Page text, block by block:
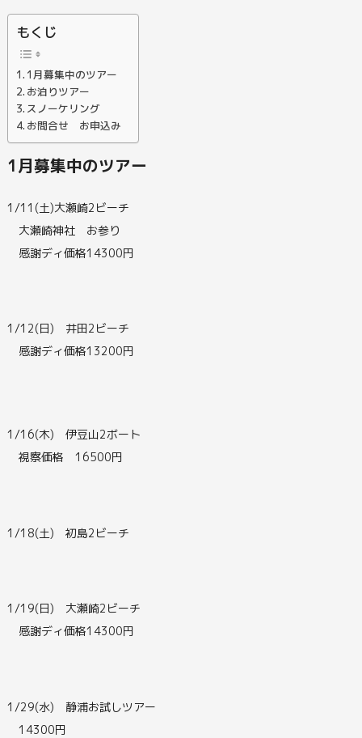
もくじ
1月募集中のツアー
お泊りツアー
スノーケリング
お問合せ お申込み
1月募集中のツアー
1/11(土)大瀬崎2ビーチ
大瀬崎神社 お参り
感謝ディ価格14300円
1/12(日) 井田2ビーチ
感謝ディ価格13200円
1/16(木) 伊豆山2ボート
視察価格 16500円
1/18(土) 初島2ビーチ
1/19(日) 大瀬崎2ビーチ
感謝ディ価格14300円
1/29(水) 静浦お試しツアー
14300円